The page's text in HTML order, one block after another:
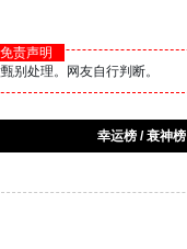
责声明
别处理。网友自行判断。
幸运榜 / 衰神榜